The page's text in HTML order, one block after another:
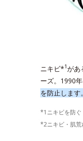
ニキビ*1があ
ーズ。1990
を防止します。
*1ニキビを防ぐ
*2ニキビ・肌荒